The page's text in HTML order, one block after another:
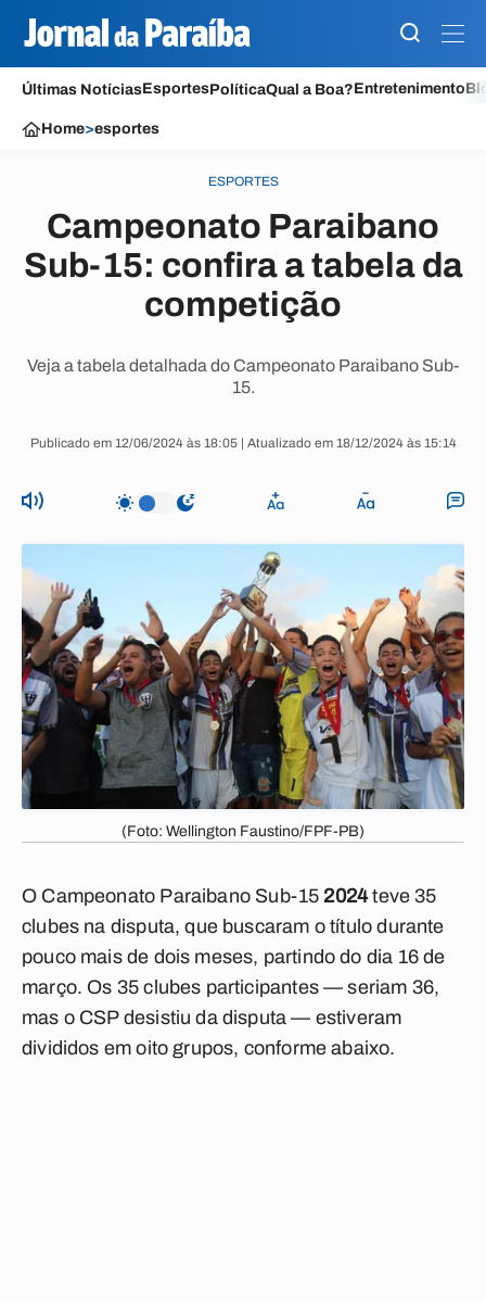
Últimas NotíciasEsportesPolíticaQual a Boa?Entretenimento
Home>esportes
ESPORTES
Campeonato Paraibano
Sub-15: confira a tabela da
competição
Veja a tabela detalhada do Campeonato Paraibano Sub-
15.
Publicado em 12/06/2024 às 18:05 | Atualizado em 18/12/2024 às 15:14
(Foto: Wellington Faustino/FPF-PB)
O Campeonato Paraibano Sub-15 2024teve 35
clubes na disputa, que buscaram o título durante
pouco mais de dois meses, partindo do dia 16 de
março. Os 35 clubes participantes — seriam 36,
mas o CSP desistiu da disputa — estiveram
divididos em oito grupos, conforme abaixo.